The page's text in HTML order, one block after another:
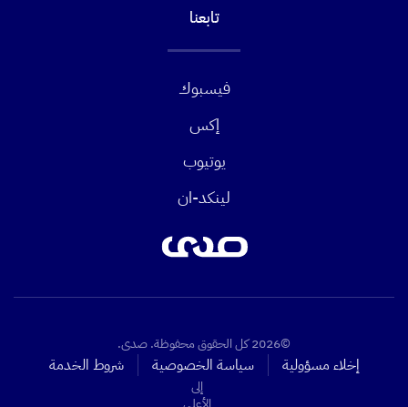
تابعنا
فيسبوك
إكس
يوتيوب
لينكد-ان
©2026 كل الحقوق محفوظة. صدى.
إخلاء مسؤولية سياسة الخصوصية شروط الخدمة
إلى